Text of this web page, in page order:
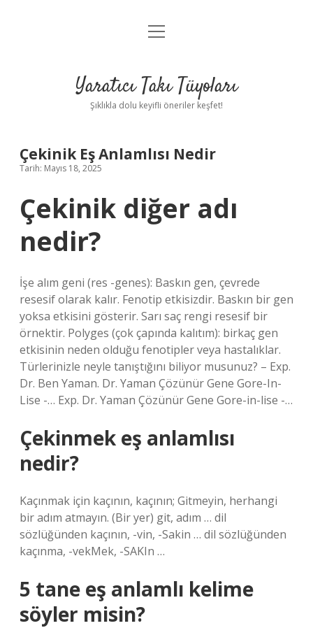
Anasayfa
Yasal Uyarı
menüyü
Yaratıcı Takı Tüyoları
Şıklıkla dolu keyifli öneriler keşfet!
Çekinik Eş Anlamlısı Nedir
Tarih: Mayıs 18, 2025
Çekinik diğer adı
nedir?
İşe alım geni (res -genes): Baskın gen, çevrede
resesif olarak kalır. Fenotip etkisizdir. Baskın bir gen
yoksa etkisini gösterir. Sarı saç rengi resesif bir
örnektir. Polyges (çok çapında kalıtım): birkaç gen
etkisinin neden olduğu fenotipler veya hastalıklar.
Türlerinizle neyle tanıştığını biliyor musunuz? – Exp.
Dr. Ben Yaman. Dr. Yaman Çözünür Gene Gore-In-
Lise -… Exp. Dr. Yaman Çözünür Gene Gore-in-lise -…
Çekinmek eş anlamlısı
nedir?
Kaçınmak için kaçının, kaçının; Gitmeyin, herhangi
bir adım atmayın. (Bir yer) git, adım … dil
sözlüğünden kaçının, -vin, -Sakin … dil sözlüğünden
kaçınma, -vekMek, -SAKIn …
5 tane eş anlamlı kelime
söyler misin?